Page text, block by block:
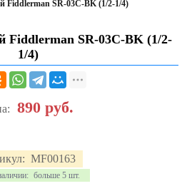
Fiddlerman SR-03C-BK (1/2-1/4)
Fiddlerman SR-03C-BK (1/2-
1/4)
MF00163
больше 5 шт.
890 руб.